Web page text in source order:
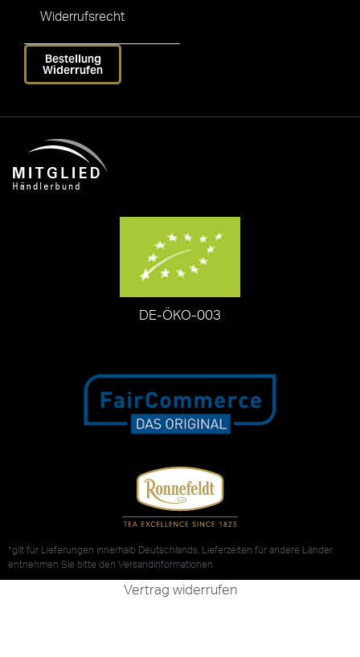
Widerrufsrecht
Bestellung
Widerrufen
DE-ÖKO-003
*gilt für Lieferungen innerhalb Deutschlands, Lieferzeiten für andere Länder
entnehmen Sie bitte den Versandinformationen
Vertrag widerrufen